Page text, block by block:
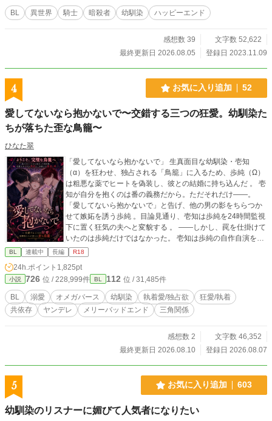
BL 異世界 騎士 暗殺者 幼馴染 ハッピーエンド
感想数 39
文字数 52,622
最終更新日 2026.08.05
登録日 2023.11.09
4 お気に入り追加 52
愛してないなら抱かないで〜交錯する三つの狂愛。幼馴染た
ちが落ちた歪な鳥籠〜
ひなた翠
「愛してないなら抱かないで」 生真面目な幼馴染・壱知
（α）を狂わせ、独占される「鳥籠」に入るため、歩純（Ω）
は粗悪な薬でヒートを偽装し、彼との結婚に持ち込んだ 。 壱
知が自分を抱くのは番の義務だから。ただそれだけ――。
「愛してないら抱かないで」と告げ、他の男の影をちらつか
せて嫉妬を誘う歩純 。目論見通り、壱知は歩純を24時間監視
下に置く狂気の夫へと変貌する 。 ――しかし、罠を仕掛けて
いたのは歩純だけではなかった。 壱知は歩純の自作自演をす
べて知った上で「狂った夫」を演じ切る、底知れない執着を
抱えたスパダリだった 。さらに、裏で糸を引いていた主治医
の理士にも、恐るべき秘密と異常な狂気が隠されていて……
。 交錯する三つの狂愛 。一番狂っているのは誰なのか？ 嘘
と執着に塗れた、予測不能のサイコサスペンス・オメガバー
ス！
BL 連載中 長編 R18
24h.ポイント 1,825pt
小説 726 位 / 228,999件 BL 112 位 / 31,485件
BL 溺愛 オメガバース 幼馴染 執着愛/独占欲
狂愛/執着
共依存
ヤンデレ メリーバッドエンド 三角関係
感想数 2
文字数 46,352
最終更新日 2026.08.10
登録日 2026.08.07
5 お気に入り追加 603
幼馴染のリスナーに媚びて人気者になりたい